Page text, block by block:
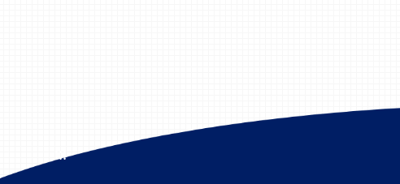
田綜合
治療之
:::